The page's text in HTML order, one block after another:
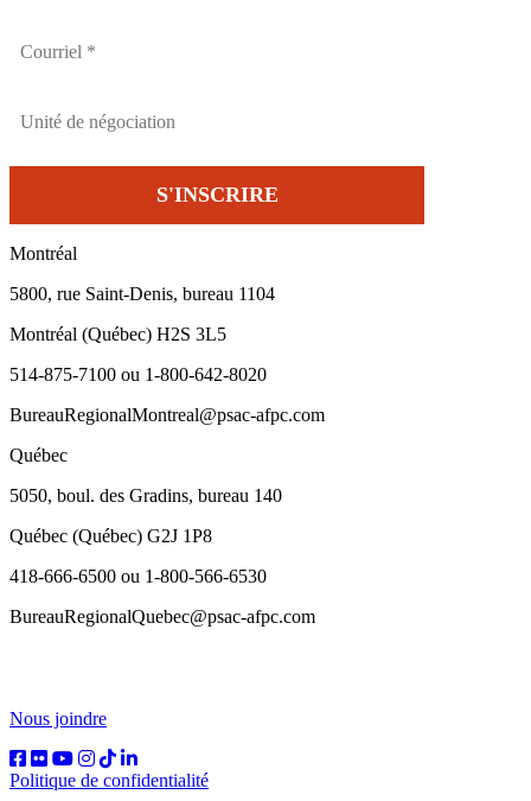
Montréal
5800, rue Saint-Denis, bureau 1104
Montréal (Québec) H2S 3L5
514-875-7100 ou 1-800-642-8020
BureauRegionalMontreal@psac-afpc.com
Québec
5050, boul. des Gradins, bureau 140
Québec (Québec) G2J 1P8
418-666-6500 ou 1-800-566-6530
BureauRegionalQuebec@psac-afpc.com
Nous joindre
Politique de confidentialité